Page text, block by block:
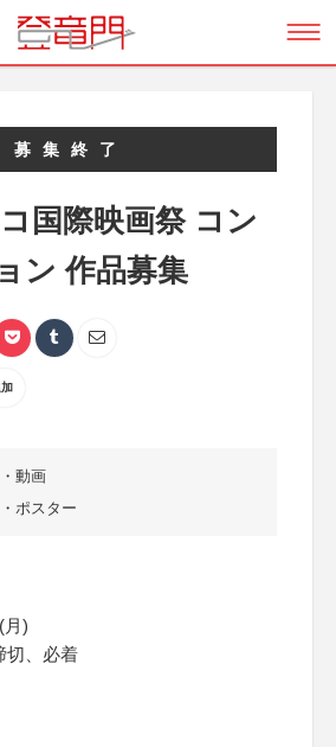
募集終了
国際映画祭 コン
ン 作品募集
動画
ポスター
月)
切、必着